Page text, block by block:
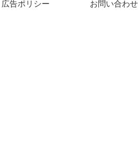
広告ポリシー お問い合わせ